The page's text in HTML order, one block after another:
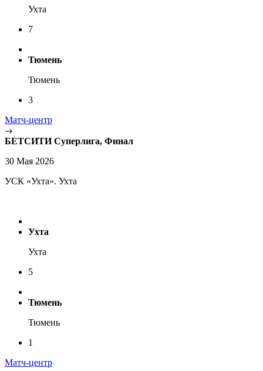
Ухта
7
Тюмень
Тюмень
3
Матч-центр
БЕТСИТИ Суперлига, Финал
30 Мая 2026
УСК «Ухта». Ухта
Ухта
Ухта
5
Тюмень
Тюмень
1
Матч-центр